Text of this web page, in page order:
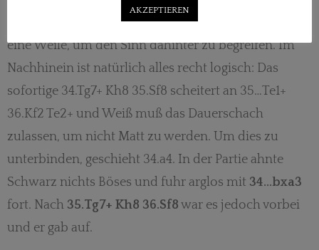
Morphy zog überraschend34.a4!und ich brauchte
eine Weile, um den Sinn dahinter zu begreifen. Im
Nachhinein ist natürlich alles recht logisch: Das
sofortige 34.Tg7+ Kh8 35.Sf8 scheitert an 35…Te1+
36.Kf2 Te2+ und Weiß muß das Dauerschach
zulassen, um nicht Matt zu werden. Um dies zu
unterbinden, geschieht 34.a4. In der Partie ahnte
Schwarz nichts Böses und fuhr arglos mit 34…bxa3
fort. Nach 35.Tg7+ Kh8 36.Sf8 war es jedoch vorbei
und er gab auf.
AKZEPTIEREN